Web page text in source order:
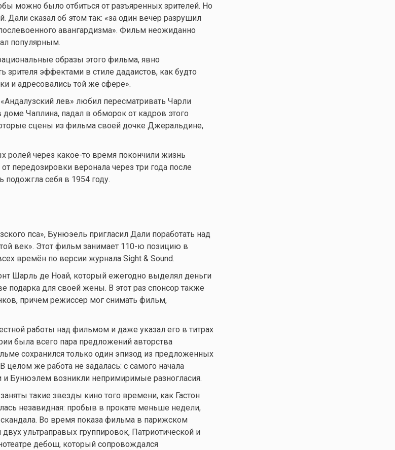
можно было отбиться от разъяренных зрителей. Но
Дали сказал об этом так: «за один вечер разрушил
авангардизма». Фильм неожиданно
популярным.
образы этого фильма, явно
эффектами в стиле дадаистов, как будто
и адресовались той же сфере».
лев» любил пересматривать Чарли
Чаплина, падал в обморок от кадров этого
сцены из фильма своей дочке Джеральдине,
ролей через какое-то время покончили жизнь
передозировки веронала через три года после
себя в 1954 году.
пса», Бунюэель пригласил Дали поработать над
век». Этот фильм занимает 110-ю позицию в
времён по версии журнала Sight & Sound.
Шарль де Ноай, который ежегодно выделял деньги
подарка для своей жены. В этот раз спонсор также
причем режиссер мог снимать фильм,
работы над фильмом и даже указал его в титрах
была всего пара предложений авторства
сохранился только один эпизод из предложенных
целом же работа не задалась: с самого начала
Бунюэлем возникли непримиримые разногласия.
такие звезды кино того времени, как Гастон
незавидная: пробыв в прокате меньше недели,
Во время показа фильма в парижском
ультраправых группировок, Патриотической и
дебош, который сопровождался